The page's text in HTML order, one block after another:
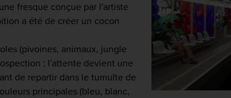
fresque conçue par l'artiste
a été de créer un cocon
(pivoines, animaux, jungle
: l'attente devient une
de repartir dans le tumulte de
principales (bleu, blanc,